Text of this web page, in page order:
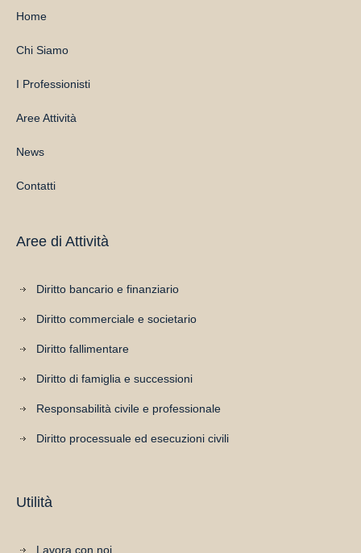
Home
Chi Siamo
I Professionisti
Aree Attività
News
Contatti
Aree di Attività
Diritto bancario e finanziario
Diritto commerciale e societario
Diritto fallimentare
Diritto di famiglia e successioni
Responsabilità civile e professionale
Diritto processuale ed esecuzioni civili
Utilità
Lavora con noi